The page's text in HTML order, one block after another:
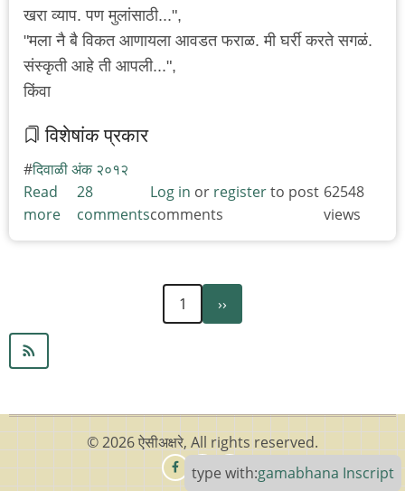
खरा व्याप. पण मुलांसाठी...",
"मला नै बै विकत आणायला आवडत फराळ. मी घर्री करते सगळं.
संस्कृती आहे ती आपली...",
किंवा
विशेषांक प्रकार
दिवाळी अंक २०१२
Read
more about
...
28
comments
Log in or registerto post
comments
62548
views
1
page
››
© 2026 ऐसीअक्षरे, All rights reserved.
type with:gamabhana Inscript